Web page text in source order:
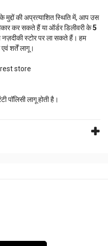
की अप्रत्याशित स्थिति में, आप उस
कर सकते हैं या ऑर्डर डिलीवरी के5
स्टोर पर ला सकते हैं। हम
शर्तें लागू।
store
पॉलिसी लागू होती है।